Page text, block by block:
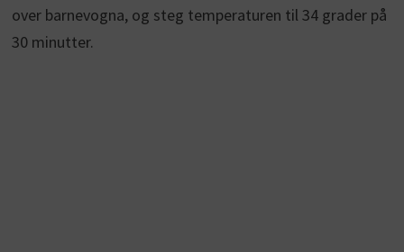
over barnevogna, og steg temperaturen til 34 grader på
30 minutter.